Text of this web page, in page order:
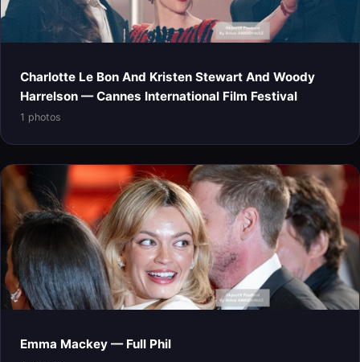
Charlotte Le Bon And Kristen Stewart And Woody
Harrelson — Cannes International Film Festival
1 photos
Emma Mackey — Full Phil